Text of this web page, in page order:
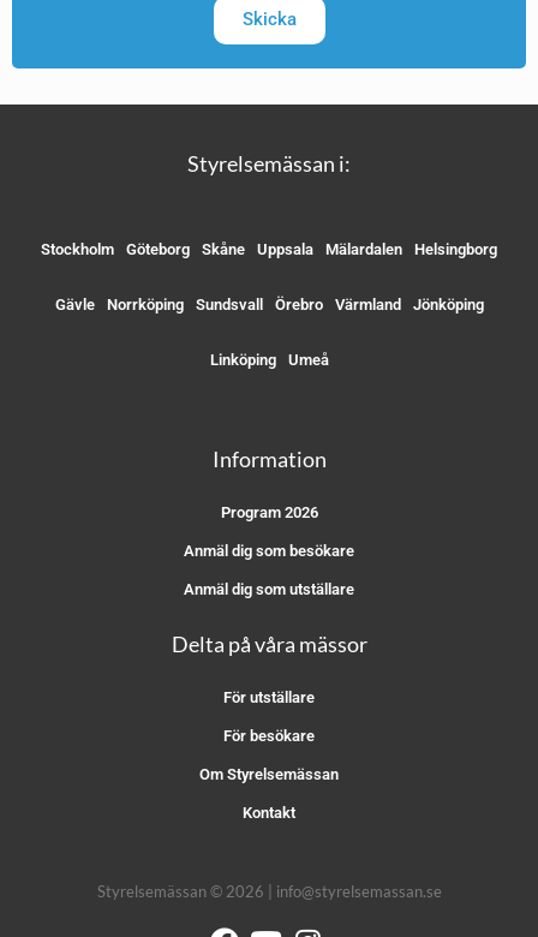
Skicka
Styrelsemässan i:
Stockholm Göteborg Skåne Uppsala Mälardalen Helsingborg
Gävle Norrköping Sundsvall Örebro Värmland Jönköping
Linköping Umeå
Information
Program 2026
Anmäl dig som besökare
Anmäl dig som utställare
Delta på våra mässor
För utställare
För besökare
Om Styrelsemässan
Kontakt
Styrelsemässan © 2026 | info@styrelsemassan.se